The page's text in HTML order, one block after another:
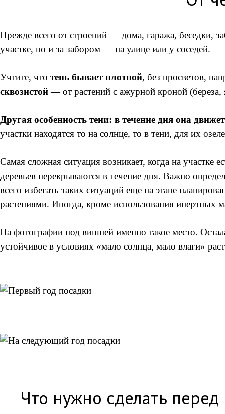
Прежде всего от строений — дома, гаража, беседки,
участке, но и за забором — на улице или у соседей.
Учтите, что тень бывает плотной, без просветов,
сквозистой— от растений с ажурной кроной (береза,
Другая особенность тени: в течение дня она
участки находятся то на солнце, то в тени, для их
Самая сложная ситуация возникает, когда на участке
деревьев перекрываются в течение дня. Важно
всего избегать таких ситуаций еще на этапе
растениями. Иногда, кроме использования инертных
На фотографии под вишней именно такое место.
устойчивое в условиях «мало солнца, мало влаги»
Что нужно сделать